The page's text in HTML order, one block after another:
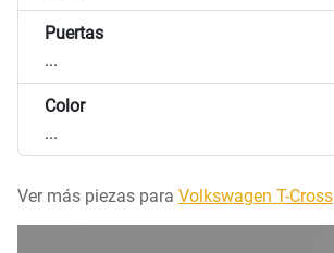
Puertas
...
Color
...
Ver más piezas para Volkswagen T-Cross